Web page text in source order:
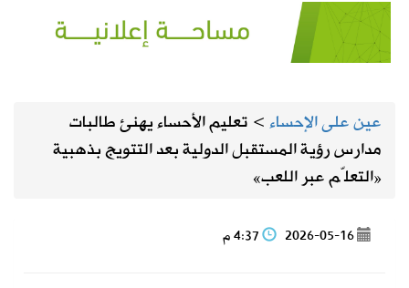
عين على الإحساء> تعليم الأحساء يهنئ طالبات
مدارس رؤية المستقبل الدولية بعد التتويج بذهبية
«التعلّم عبر اللعب»
2026-05-16